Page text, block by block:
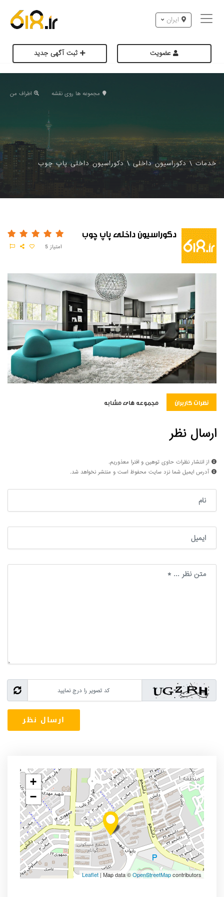
ایران
عضویت ثبت آگهی جدید
مجموعه ها روی نقشه اطراف من
خدمات\دکوراسیون داخلی \دکوراسیون داخلی پاپ چوب
دکوراسیون داخلی پاپ چوب
امتیاز 5
نظرات کاربران مجموعه های مشابه
ارسال نظر
از انتشار نظرات حاوی توهین و افترا معذوریم.
آدرس ایمیل شما نزد سایت محفوظ است و منتشر نخواهد شد.
+
−
Leaflet | Map data ©OpenStreetMapcontributors